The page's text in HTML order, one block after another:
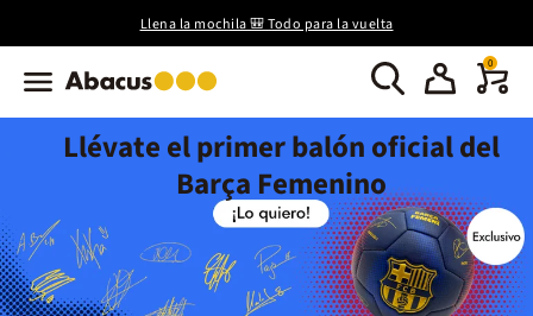
Llena la mochila 🎒 Todo para la vuelta
0
Llévate el primer balón oficial del
Barça Femenino